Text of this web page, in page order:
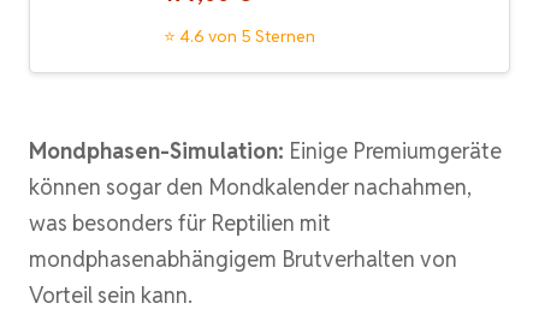
⭐ 4.6 von 5 Sternen
Mondphasen-Simulation: Einige Premiumgeräte
können sogar den Mondkalender nachahmen,
was besonders für Reptilien mit
mondphasenabhängigem Brutverhalten von
Vorteil sein kann.